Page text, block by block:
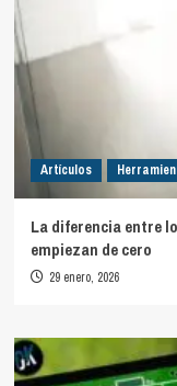
Artículos
La diferencia entre
empiezan de cero
29 enero, 2026